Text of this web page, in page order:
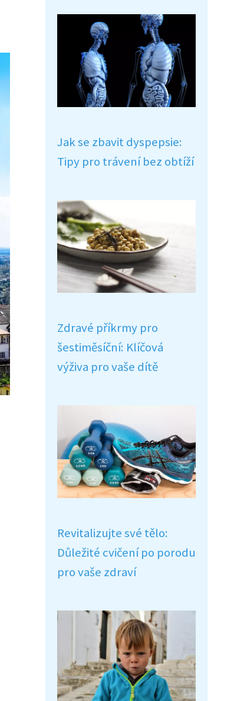
Jak se zbavit dyspepsie:
Tipy pro trávení bez obtíží
Zdravé příkrmy pro
šestiměsíční: Klíčová
výživa pro vaše dítě
Revitalizujte své tělo:
Důležité cvičení po porodu
pro vaše zdraví